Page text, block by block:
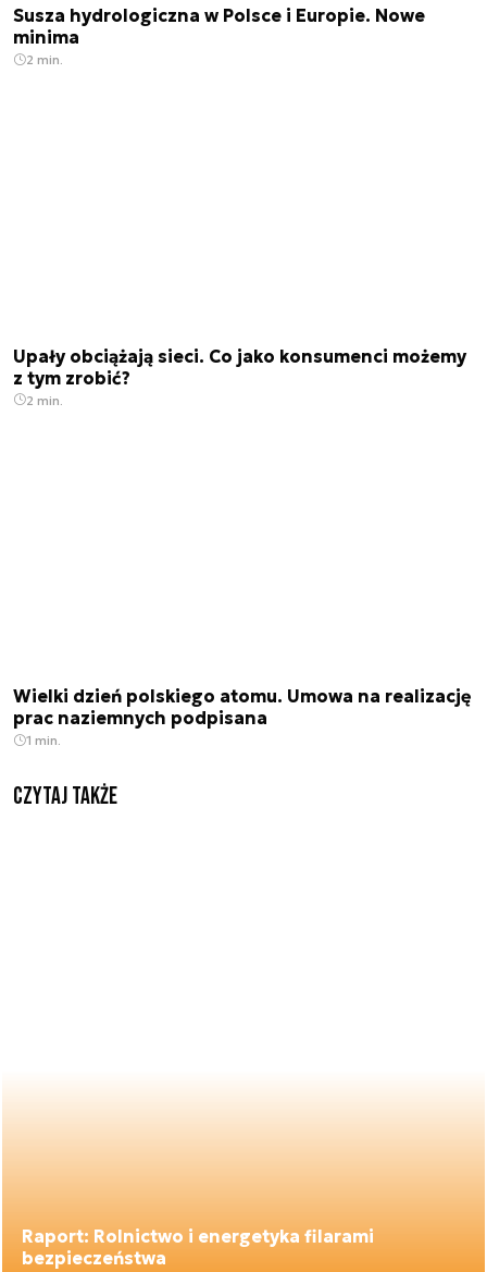
Susza hydrologiczna w Polsce i Europie. Nowe
minima
2 min.
Upały obciążają sieci. Co jako konsumenci możemy
z tym zrobić?
2 min.
Wielki dzień polskiego atomu. Umowa na realizację
prac naziemnych podpisana
1 min.
Czytaj także
Raport: Rolnictwo i energetyka filarami
bezpieczeństwa